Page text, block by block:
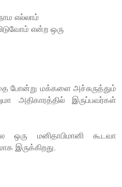
எல்லாம்
என்ற ஒரு
போன்று மக்களை அச்சுருத்தும்
அதிகாரத்தில் இருப்பவர்கள்
மனிதாபிமானி கூடவா
இருக்கிறது.